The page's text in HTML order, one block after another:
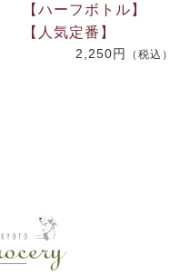
【ハーフボトル】
【人気定番】
2,250円 （税込